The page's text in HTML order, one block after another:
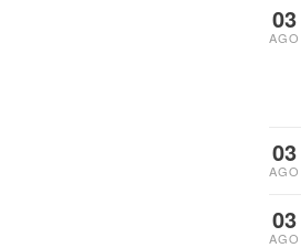
03
AGO
03
AGO
03
AGO